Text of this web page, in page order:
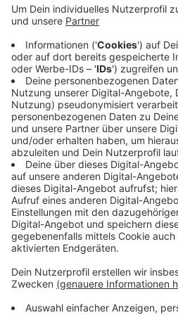
Die Streifen haben eine
Quadratmetern. Der
Feldarhorne festgelegt. Er
Herausforderung, wie Wind,
und Streusalz stand, heißt es.
gut für sehr enge Straßen
Alter eine Höhe von knapp
hat die Baumpflanzaktion
Anzeige